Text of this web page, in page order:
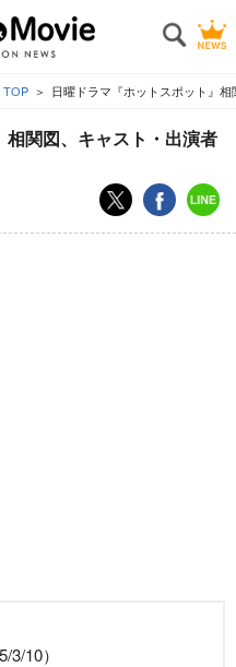
TOP 日曜ドラマ『ホットスポット』
関図、キャスト・出演者
3/10）